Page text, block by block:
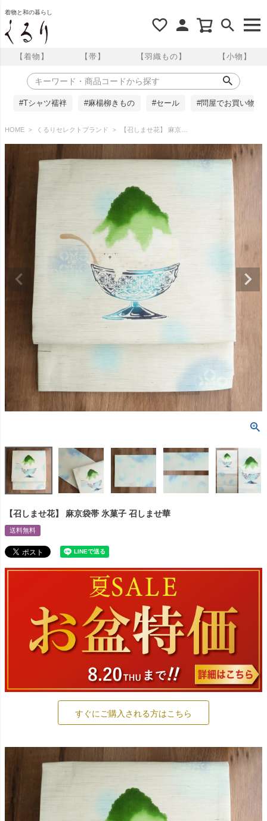
着物と和の暮らし
【着物】 【帯】 【羽織もの】 【小物】
#Tシャツ襦袢 #麻楊柳きもの #セール #問屋でお買い物
HOME くるりセレクトブランド 【召しませ花】 麻京袋帯 氷菓子 召しませ華
【召しませ花】 麻京袋帯 氷菓子 召しませ華
送料無料
すぐにご購入される方はこちら